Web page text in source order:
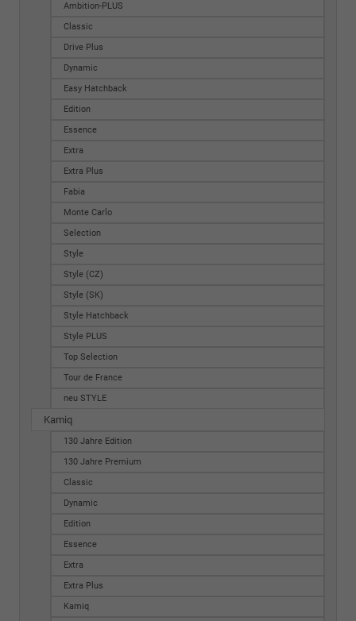
Ambition-PLUS
Classic
Drive Plus
Dynamic
Easy Hatchback
Edition
Essence
Extra
Extra Plus
Fabia
Monte Carlo
Selection
Style
Style (CZ)
Style (SK)
Style Hatchback
Style PLUS
Top Selection
Tour de France
neu STYLE
Kamiq
130 Jahre Edition
130 Jahre Premium
Classic
Dynamic
Edition
Essence
Extra
Extra Plus
Kamiq